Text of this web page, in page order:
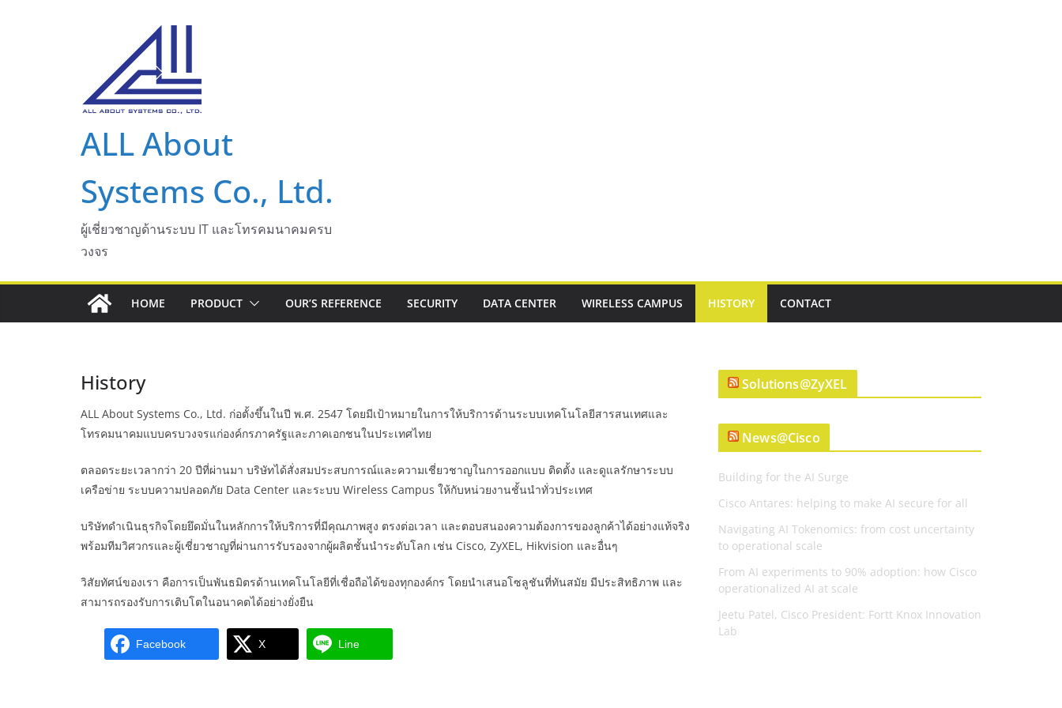
ALL About
Systems Co., Ltd.
ผู้เชี่ยวชาญด้านระบบ IT และโทรคมนาคมครบ
วงจร
HOME PRODUCT OUR’S REFERENCE SECURITY DATA CENTER WIRELESS CAMPUS HISTORY CONTACT
History
ALL About Systems Co., Ltd. ก่อตั้งขึ้นในปี พ.ศ. 2547 โดยมีเป้าหมายในการให้บริการด้านระบบเทคโนโลยีสารสนเทศและ
โทรคมนาคมแบบครบวงจรแก่องค์กรภาครัฐและภาคเอกชนในประเทศไทย
ตลอดระยะเวลากว่า 20 ปีที่ผ่านมา บริษัทได้สั่งสมประสบการณ์และความเชี่ยวชาญในการออกแบบ ติดตั้ง และดูแลรักษาระบบ
เครือข่าย ระบบความปลอดภัย Data Center และระบบ Wireless Campus ให้กับหน่วยงานชั้นนำทั่วประเทศ
บริษัทดำเนินธุรกิจโดยยึดมั่นในหลักการให้บริการที่มีคุณภาพสูง ตรงต่อเวลา และตอบสนองความต้องการของลูกค้าได้อย่างแท้จริง
พร้อมทีมวิศวกรและผู้เชี่ยวชาญที่ผ่านการรับรองจากผู้ผลิตชั้นนำระดับโลก เช่น Cisco, ZyXEL, Hikvision และอื่นๆ
วิสัยทัศน์ของเรา คือการเป็นพันธมิตรด้านเทคโนโลยีที่เชื่อถือได้ของทุกองค์กร โดยนำเสนอโซลูชันที่ทันสมัย มีประสิทธิภาพ และ
สามารถรองรับการเติบโตในอนาคตได้อย่างยั่งยืน
Facebook X Line
Solutions@ZyXEL
News@Cisco
Building for the AI Surge
Cisco Antares: helping to make AI secure for all
Navigating AI Tokenomics: from cost uncertainty
to operational scale
From AI experiments to 90% adoption: how Cisco
operationalized AI at scale
Jeetu Patel, Cisco President: Fortt Knox Innovation
Lab